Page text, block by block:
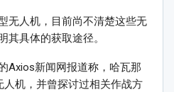
无人机，目前尚不清楚这些无
其具体的获取途径。
Axios新闻网报道称，哈瓦那
机，并曾探讨过相关作战方